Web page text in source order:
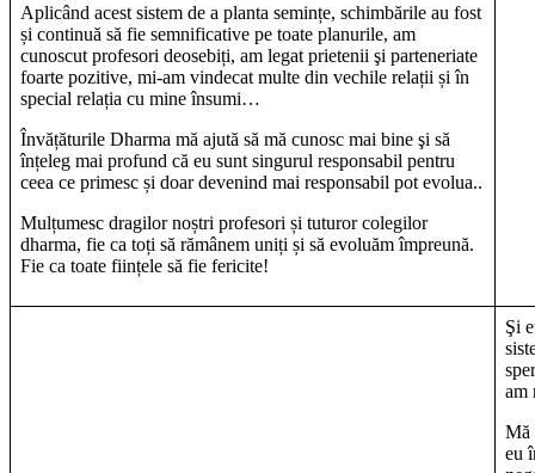
Aplicând acest sistem de a planta semințe, schimbările au fost
și continuă să fie semnificative pe toate planurile, am
cunoscut profesori deosebiți, am legat prietenii şi parteneriate
foarte pozitive, mi-am vindecat multe din vechile relații și în
special relația cu mine însumi…
Învățăturile Dharma mă ajută să mă cunosc mai bine şi să
înțeleg mai profund că eu sunt singurul responsabil pentru
ceea ce primesc și doar devenind mai responsabil pot evolua..
Mulțumesc dragilor noștri profesori și tuturor colegilor
dharma, fie ca toți să rămânem uniți și să evoluăm împreună.
Fie ca toate ființele să fie fericite!
Şi
am
Mă
eu